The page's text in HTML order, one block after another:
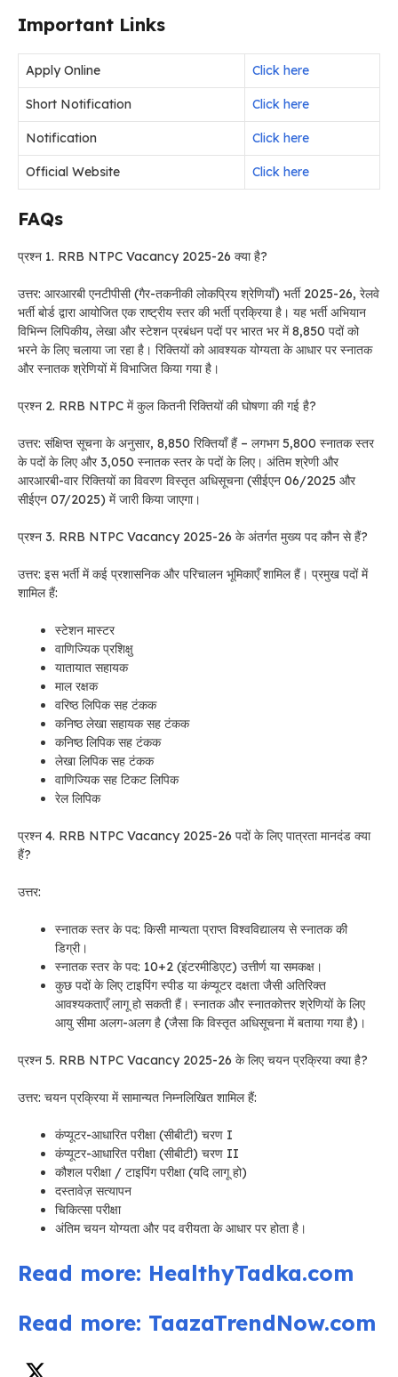
Important Links
Apply Online Click here
Short Notification Click here
Notification Click here
Official Website Click here
FAQs
प्रश्न 1. RRB NTPC Vacancy 2025-26 क्या है?
उत्तर: आरआरबी एनटीपीसी (गैर-तकनीकी लोकप्रिय श्रेणियाँ) भर्ती 2025-26, रेलवे
भर्ती बोर्ड द्वारा आयोजित एक राष्ट्रीय स्तर की भर्ती प्रक्रिया है। यह भर्ती अभियान
विभिन्न लिपिकीय, लेखा और स्टेशन प्रबंधन पदों पर भारत भर में 8,850 पदों को
भरने के लिए चलाया जा रहा है। रिक्तियों को आवश्यक योग्यता के आधार पर स्नातक
और स्नातक श्रेणियों में विभाजित किया गया है।
प्रश्न 2. RRB NTPC में कुल कितनी रिक्तियों की घोषणा की गई है?
उत्तर: संक्षिप्त सूचना के अनुसार, 8,850 रिक्तियाँ हैं – लगभग 5,800 स्नातक स्तर
के पदों के लिए और 3,050 स्नातक स्तर के पदों के लिए। अंतिम श्रेणी और
आरआरबी-वार रिक्तियों का विवरण विस्तृत अधिसूचना (सीईएन 06/2025 और
सीईएन 07/2025) में जारी किया जाएगा।
प्रश्न 3. RRB NTPC Vacancy 2025-26 के अंतर्गत मुख्य पद कौन से हैं?
उत्तर: इस भर्ती में कई प्रशासनिक और परिचालन भूमिकाएँ शामिल हैं। प्रमुख पदों में
शामिल हैं:
स्टेशन मास्टर
वाणिज्यिक प्रशिक्षु
यातायात सहायक
माल रक्षक
वरिष्ठ लिपिक सह टंकक
कनिष्ठ लेखा सहायक सह टंकक
कनिष्ठ लिपिक सह टंकक
लेखा लिपिक सह टंकक
वाणिज्यिक सह टिकट लिपिक
रेल लिपिक
प्रश्न 4. RRB NTPC Vacancy 2025-26 पदों के लिए पात्रता मानदंड क्या
हैं?
उत्तर:
स्नातक स्तर के पद: किसी मान्यता प्राप्त विश्वविद्यालय से स्नातक की
डिग्री।
स्नातक स्तर के पद: 10+2 (इंटरमीडिएट) उत्तीर्ण या समकक्ष।
कुछ पदों के लिए टाइपिंग स्पीड या कंप्यूटर दक्षता जैसी अतिरिक्त
आवश्यकताएँ लागू हो सकती हैं। स्नातक और स्नातकोत्तर श्रेणियों के लिए
आयु सीमा अलग-अलग है (जैसा कि विस्तृत अधिसूचना में बताया गया है)।
प्रश्न 5. RRB NTPC Vacancy 2025-26 के लिए चयन प्रक्रिया क्या है?
उत्तर: चयन प्रक्रिया में सामान्यत निम्नलिखित शामिल हैं:
कंप्यूटर-आधारित परीक्षा (सीबीटी) चरण I
कंप्यूटर-आधारित परीक्षा (सीबीटी) चरण II
कौशल परीक्षा / टाइपिंग परीक्षा (यदि लागू हो)
दस्तावेज़ सत्यापन
चिकित्सा परीक्षा
अंतिम चयन योग्यता और पद वरीयता के आधार पर होता है।
Read more: HealthyTadka.com
Read more: TaazaTrendNow.com